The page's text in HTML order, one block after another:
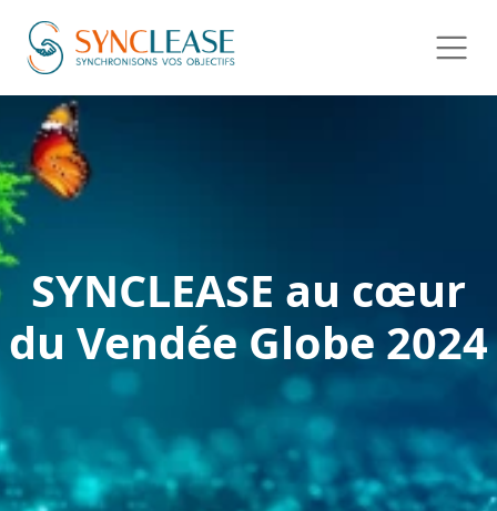
SYNCLEASE au cœur
du Vendée Globe 2024